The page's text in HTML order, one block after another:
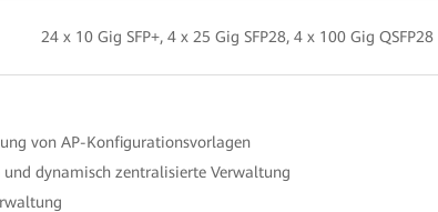
24 x 10 Gig SFP+, 4 x 25 Gig SFP28, 4 x 100 Gig QSFP28
von AP-Konfigurationsvorlagen
dynamisch zentralisierte Verwaltung